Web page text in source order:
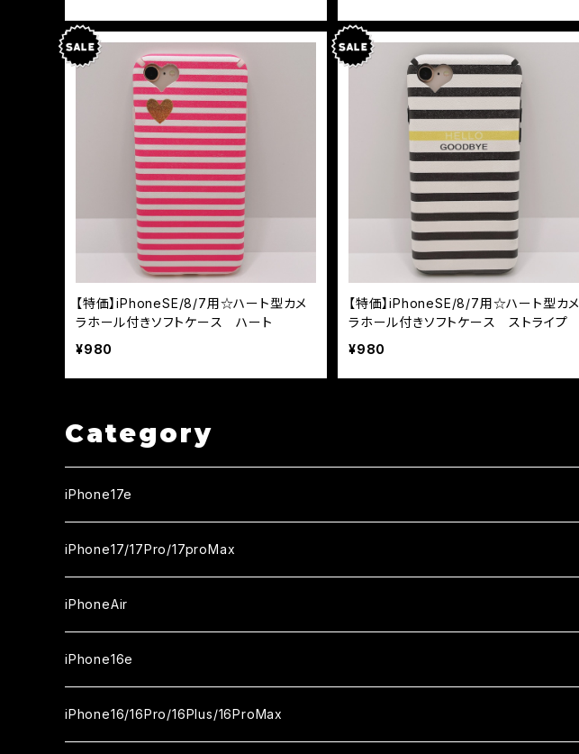
【特価】iPhoneSE/8/7用☆ハート型カメ
ラホール付きソフトケース ハート
¥980
【特価】iPhoneSE/8/7用☆ハート型カメ
ラホール付きソフトケース ストライプ
¥980
Category
iPhone17e
ガラスフィルム
セラミックフィルム
カメラ用フィルム
iPhone17/17Pro/17proMax
iPhone17
ガラスフィルム
セラミックフィルム
iPhone17Pro
ガラスフィルム
iPhone17proMax
iPhoneAir
ガラスフィルム
セラミックフィルム
iPhone16e
ガラスフィルム
iPhone16/16Pro/16Plus/16ProMax